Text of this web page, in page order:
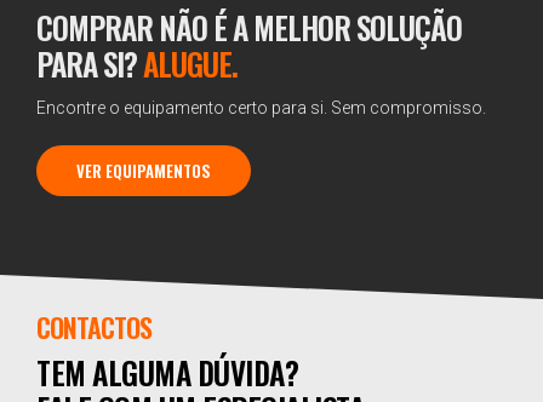
COMPRAR NÃO É A MELHOR SOLUÇÃO
PARA SI?ALUGUE.
Encontre o equipamento certo para si. Sem compromisso.
VER EQUIPAMENTOS
CONTACTOS
TEM ALGUMA DÚVIDA?